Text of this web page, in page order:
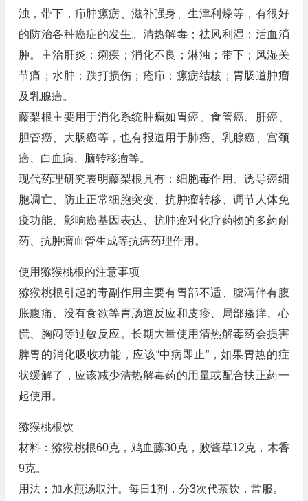
浊，带下，疖肿瘰疬、滋补强身、生津利燥等，有很好
的防治各种癌症的发生。清热解毒；祛风利湿；活血消
肿。主治肝炎；痢疾；消化不良；淋浊；带下；风湿关
节痛；水肿；跌打损伤；疮疖；瘰疬结核；胃肠道肿瘤
及乳腺癌。
藤梨根主要用于消化系统肿瘤如胃癌、食管癌、肝癌、
胆管癌、大肠癌等，也有报道用于肺癌、乳腺癌、宫颈
癌、白血病、脑转移瘤等。
现代药理研究表明藤梨根具有：细胞毒作用、诱导癌细
胞凋亡、防止正常细胞突变、抗肿瘤转移、调节人体免
疫功能、影响癌基因表达、抗肿瘤对化疗药物的多药耐
药、抗肿瘤血管生成等抗癌药理作用。
使用猕猴桃根的注意事项
猕猴桃根引起的毒副作用主要有胃部不适、腹泻伴有腹
胀腹痛、没有食欲等胃肠道反应和皮疹、局部瘙痒、心
慌、胸闷等过敏反应。长期大量使用清热解毒药会损害
脾胃的消化吸收功能，应该“中病即止”，如果胃热的症
状缓解了，应该减少清热解毒药的用量或配合扶正药一
起使用。
猕猴桃根饮
材料：猕猴桃根60克，鸡血藤30克，败酱草12克，木香
9克。
用法：加水煎汤取汁。每日1剂，分3次代茶饮，常服。